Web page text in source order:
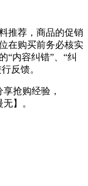
推荐，商品的促销
在购买前务必核实
“内容纠错”、“纠
反馈。
抢购经验，
】。